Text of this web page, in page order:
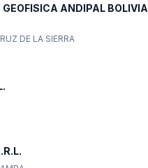
GEOFISICA ANDIPAL BOLIVIA
DE LA SIERRA